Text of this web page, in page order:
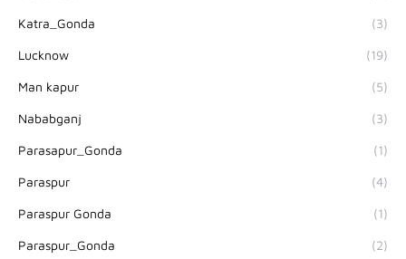
Katra_Gonda (3)
Lucknow (19)
Man kapur (5)
Nababganj (3)
Parasapur_Gonda (1)
Paraspur (4)
Paraspur Gonda (1)
Paraspur_Gonda (2)